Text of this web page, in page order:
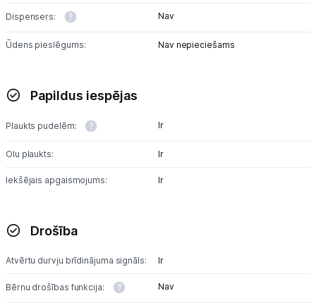
Dispensers: Nav
Ūdens pieslēgums: Nav nepieciešams
Papildus iespējas
Plaukts pudelēm: Ir
Olu plaukts: Ir
Iekšējais apgaismojums: Ir
Drošība
Atvērtu durvju brīdinājuma signāls: Ir
Bērnu drošības funkcija: Nav